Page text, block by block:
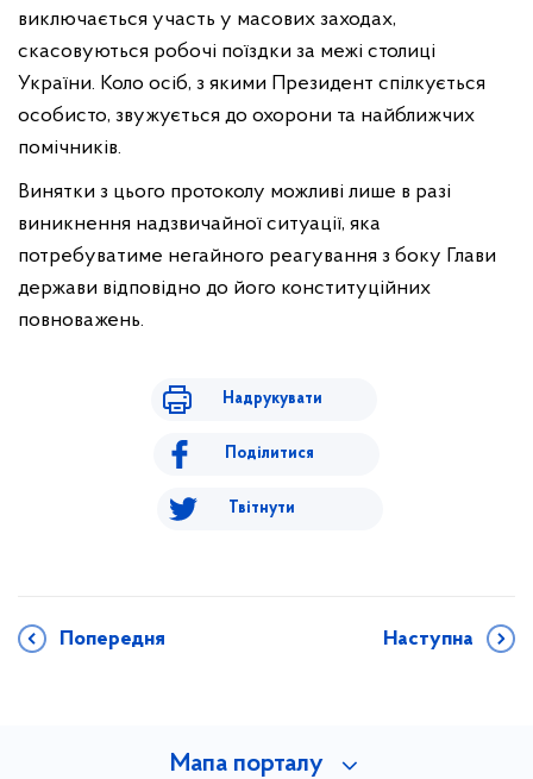
виключається участь у масових заходах,
скасовуються робочі поїздки за межі столиці
України. Коло осіб, з якими Президент спілкується
особисто, звужується до охорони та найближчих
помічників.
Винятки з цього протоколу можливі лише в разі
виникнення надзвичайної ситуації, яка
потребуватиме негайного реагування з боку Глави
держави відповідно до його конституційних
повноважень.
Надрукувати
Поділитися
Твітнути
Попередня Наступна
Мапа порталу